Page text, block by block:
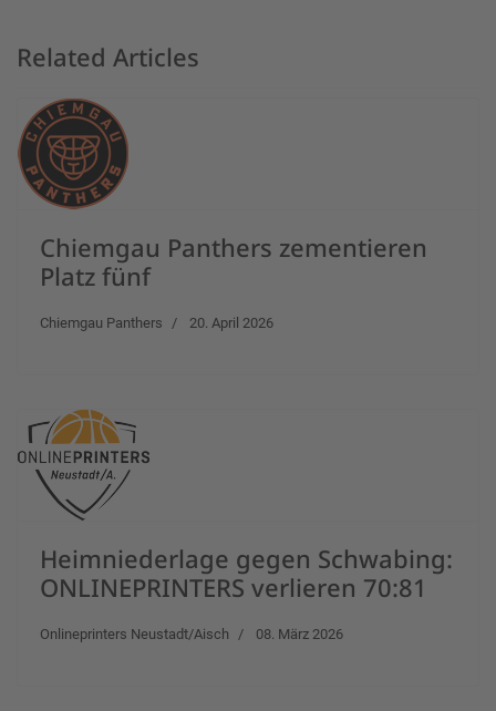
Related Articles
Chiemgau Panthers zementieren
Platz fünf
Chiemgau Panthers 20. April 2026
Heimniederlage gegen Schwabing:
ONLINEPRINTERS verlieren 70:81
Onlineprinters Neustadt/Aisch 08. März 2026